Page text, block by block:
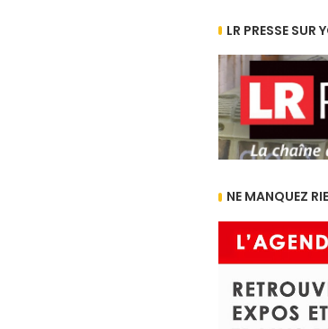
LR PRESSE SUR
NE MANQUEZ